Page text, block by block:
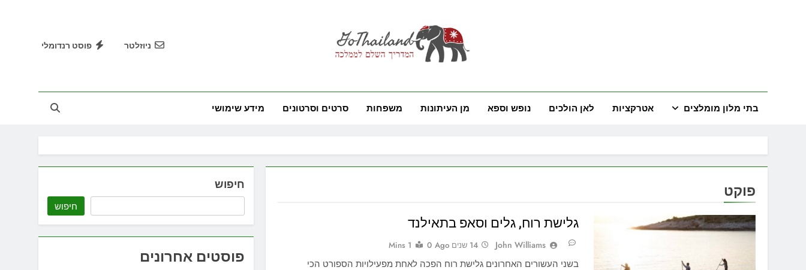
ניוזלטר פוסט רנדומלי
בתי מלון מומלצים אטרקציות לאן הולכים נופש וספא מן העיתונות משפחות סרטים וסרטונים מידע שימושי
פוקט
גלישת רוח, גלים וסאפ בתאילנד
John Williams 14 שנים Ago 0
1 Mins
בשני העשורים האחרונים גלישת רוח הפכה לאחת מפעילויות הספורט הכי
חיפוש
חיפוש
פוסטים אחרונים